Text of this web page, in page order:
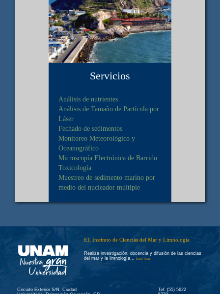
Servicios
Análisis de nutrientes
Análisis de Tamaño de Partícula por
Láser
Fechado de sedimentos
Monitoreo Meteorológico y
Oceanográfico
Microscopía Electrónica de Barrido
Toxicología
Muestreo de sedimento marino por
medio del nucleador múltiple
EL Instituto de Ciencias del Mar y Limnología
Realiza investigación, docencia y difusión de las ciencias
del mar y la limnología… Leer más
Circuito Exterior S/N, Ciudad
Tel: (55) 5622